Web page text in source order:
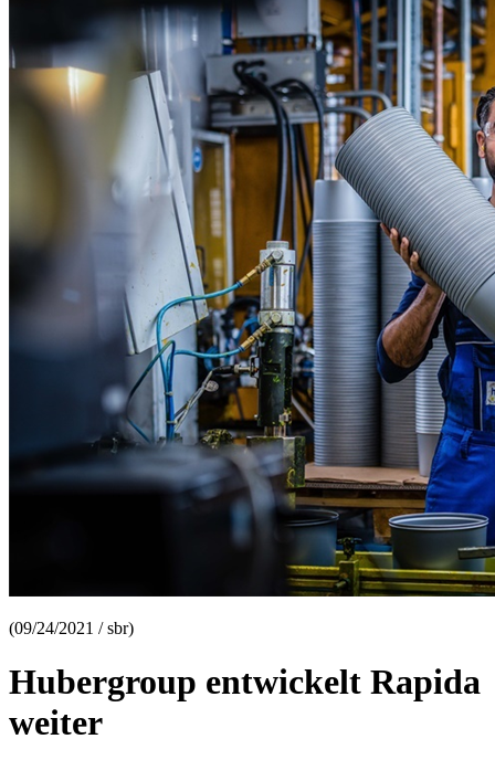
(09/24/2021 / sbr)
Hubergroup entwickelt Rapida
weiter